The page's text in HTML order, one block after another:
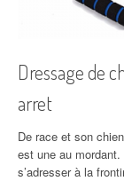
Dressage de
arret
De race et son
est une au
s’adresser à la